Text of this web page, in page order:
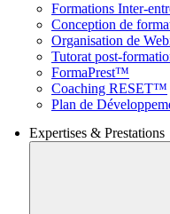
Formations Inter-
Conception de
Organisation de
Tutorat post-
FormaPrest™
Coaching RESET™
Plan de
Expertises & Prestations